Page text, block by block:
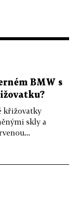
BMW s
křižovatky
skly a